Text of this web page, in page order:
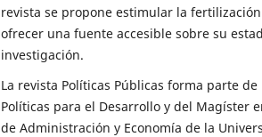
revista se propone estimular la
ofrecer una fuente accesible sobre su
investigación.
La revista Políticas Públicas forma parte
Políticas para el Desarrollo y del Magíster
de Administración y Economía de la